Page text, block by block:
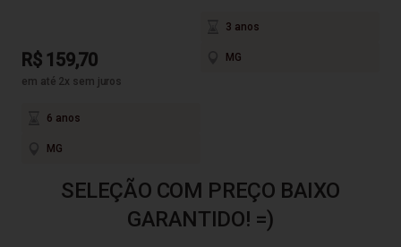
R$ 159,70
em até 2x sem juros
6 anos
MG
3 anos
MG
SELEÇÃO COM PREÇO BAIXO
GARANTIDO! =)